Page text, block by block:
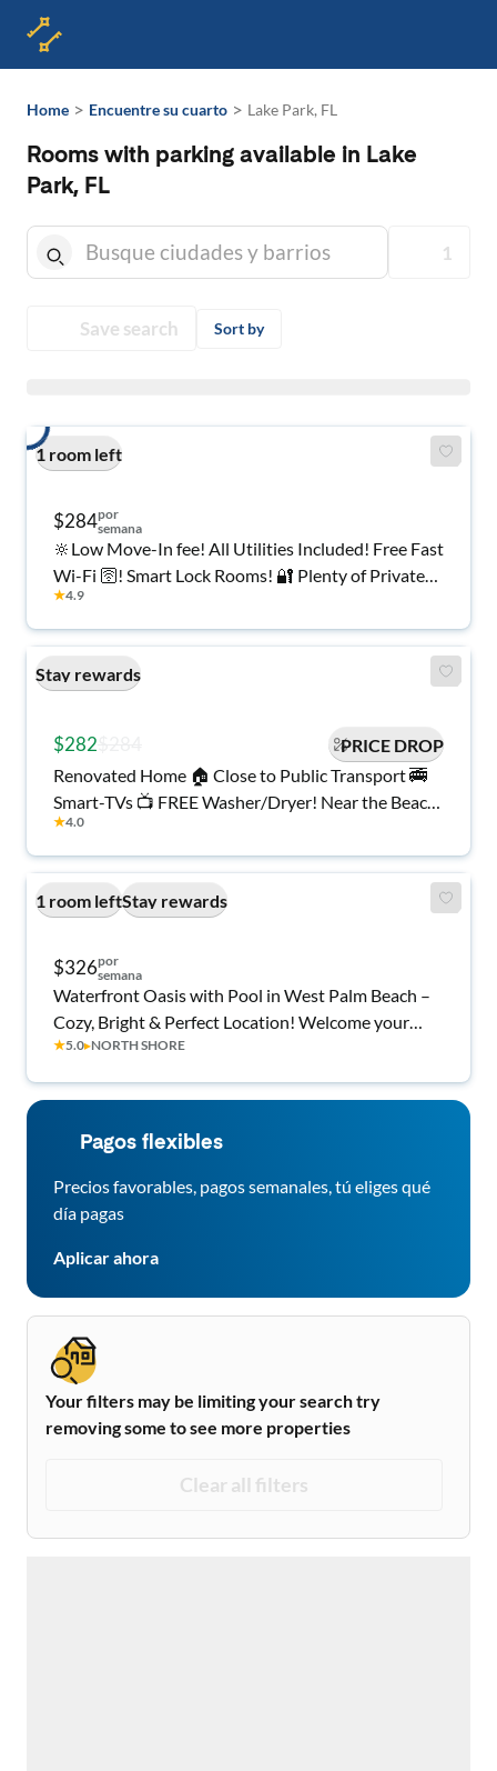
Home > Encuentre su cuarto > Lake Park, FL
Rooms with parking available in Lake
Park, FL
1
Save search Sort by
1 room left
$284por
semana
🔆Low Move-In fee! All Utilities Included! Free Fast
Wi-Fi 🛜! Smart Lock Rooms! 🔐 Plenty of Private
Parking 🚘! Bus Routes Around the Corner 🚍
Affordable and Spacious Co-Living Home in Riviera
★4.9
Stay rewards
$282
PRICE DROP
Renovated Home 🏠 Close to Public Transport 🚎
Smart-TVs 📺 FREE Washer/Dryer! Near the Beach
🏖️
★4.0
1 room leftStay rewards
$326por
semana
Waterfront Oasis with Pool in West Palm Beach –
Cozy, Bright & Perfect Location! Welcome your
Home!.
★5.0▸NORTH SHORE
Pagos flexibles
Precios favorables, pagos semanales, tú eliges qué
día pagas
Aplicar ahora
Your filters may be limiting your search try
removing some to see more properties
Clear all filters